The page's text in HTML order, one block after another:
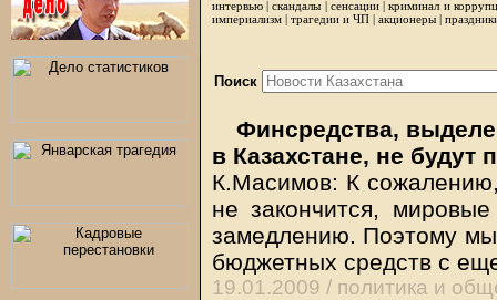
интервью |скандалы | сенсации|криминал и
империализм | трагедии и ЧП | акционеры |
Поиск
Финсредства,
в Казахстане, не будут
К.Масимов: К
не закончится,
замедлению. Поэтому
бюджетных средств с
19.01.2009 / политика и